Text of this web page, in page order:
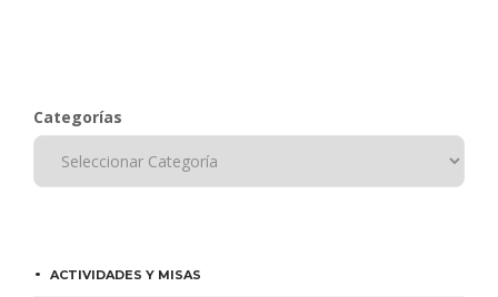
Categorías
ACTIVIDADES Y MISAS